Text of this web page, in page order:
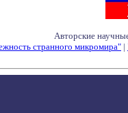
Авторские
странного микромира" |